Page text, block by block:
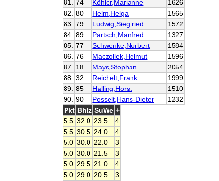
81.
74 Köhler,Marianne
1626
82.
80 Helm,Helga
1565
83.
79 Ludwig,Siegfried
1572
84. 89 Partsch,Manfred
1327
85. 77 Schwenke,Norbert
1584
86. 76 Maczollek,Helmut
1596
87.
18 Mays,Stephan
2054
88. 32 Reichelt,Frank
1999
89. 85 Halling,Horst
1510
90. 90 Posselt,Hans-Dieter
1232
Pkt Bhlz SuWe +
5.5 32.0 23.5
4
5.5 30.5 24.0
4
5.0 30.0 22.0
3
5.0 30.0 21.5
3
5.0 29.5 21.0
4
5.0 29.0 20.5
3